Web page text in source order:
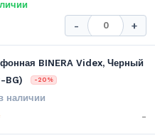
- +
BINERA Videx, Черный
BG)
-20%
наличии
-